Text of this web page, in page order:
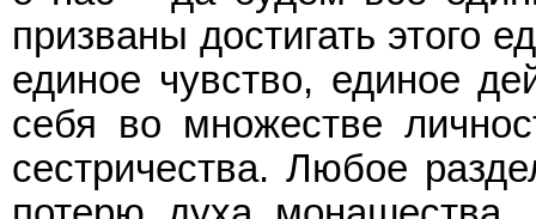
призваны достигать этого
единое чувство, единое
себя во множестве
сестричества. Любое